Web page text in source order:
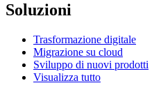
Soluzioni
Trasformazione digitale
Migrazione su cloud
Sviluppo di nuovi prodotti
Visualizza tutto